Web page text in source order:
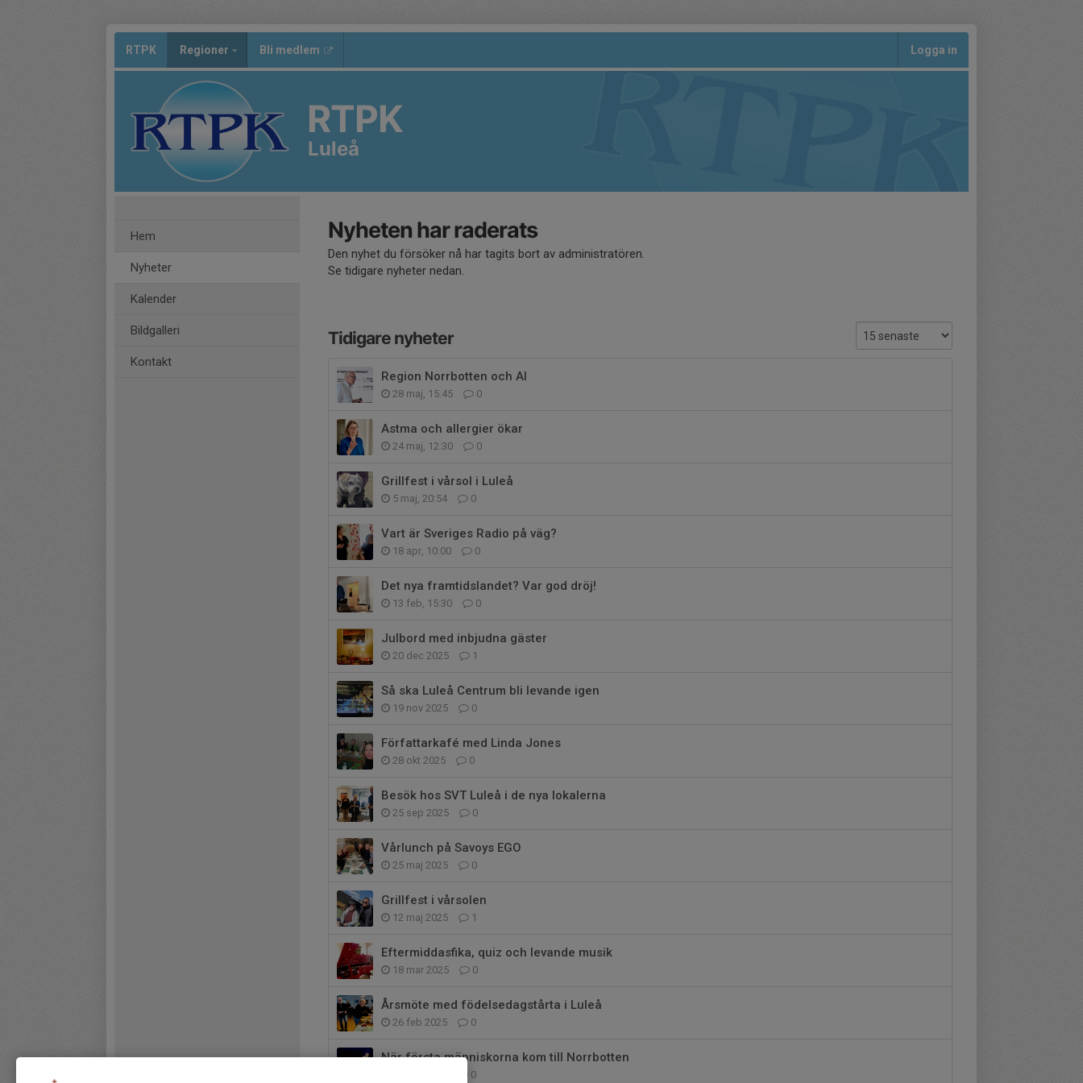
RTPK Regioner Bli medlem Logga in
RTPK
Luleå
Hem
Nyheter
Kalender
Bildgalleri
Kontakt
Nyheten har raderats
Den nyhet du försöker nå har tagits bort av administratören.
Se tidigare nyheter nedan.
Tidigare nyheter
Region Norrbotten och AI
28 maj, 15:45 0
Astma och allergier ökar
24 maj, 12:30 0
Grillfest i vårsol i Luleå
5 maj, 20:54 0
Vart är Sveriges Radio på väg?
18 apr, 10:00 0
Det nya framtidslandet? Var god dröj!
13 feb, 15:30 0
Julbord med inbjudna gäster
20 dec 2025 1
Så ska Luleå Centrum bli levande igen
19 nov 2025 0
Författarkafé med Linda Jones
28 okt 2025 0
Besök hos SVT Luleå i de nya lokalerna
25 sep 2025 0
Vårlunch på Savoys EGO
25 maj 2025 0
Grillfest i vårsolen
12 maj 2025 1
Eftermiddasfika, quiz och levande musik
18 mar 2025 0
Årsmöte med födelsedagstårta i Luleå
26 feb 2025 0
När första människorna kom till Norrbotten
0